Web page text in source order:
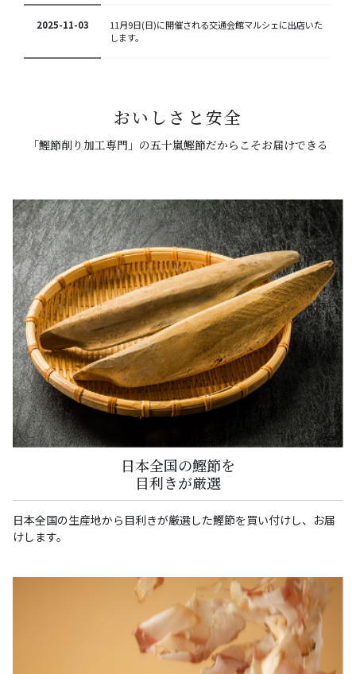
2025-11-03
11月9日(日)に開催される交通会館マルシェに出店いた
します。
おいしさと安全
「鰹節削り加工専門」の五十嵐鰹節だからこそお届けできる
日本全国の鰹節を
目利きが厳選
日本全国の生産地から目利きが厳選した鰹節を買い付けし、お届
けします。